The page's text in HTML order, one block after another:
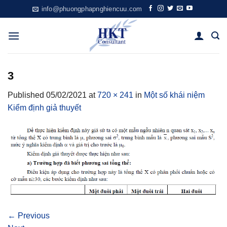
to
content
info@phuongphapnghiencuu.com
3
Published 05/02/2021 at720 × 241 in Một số khái niệm
Kiểm định giả thuyết
← Previous